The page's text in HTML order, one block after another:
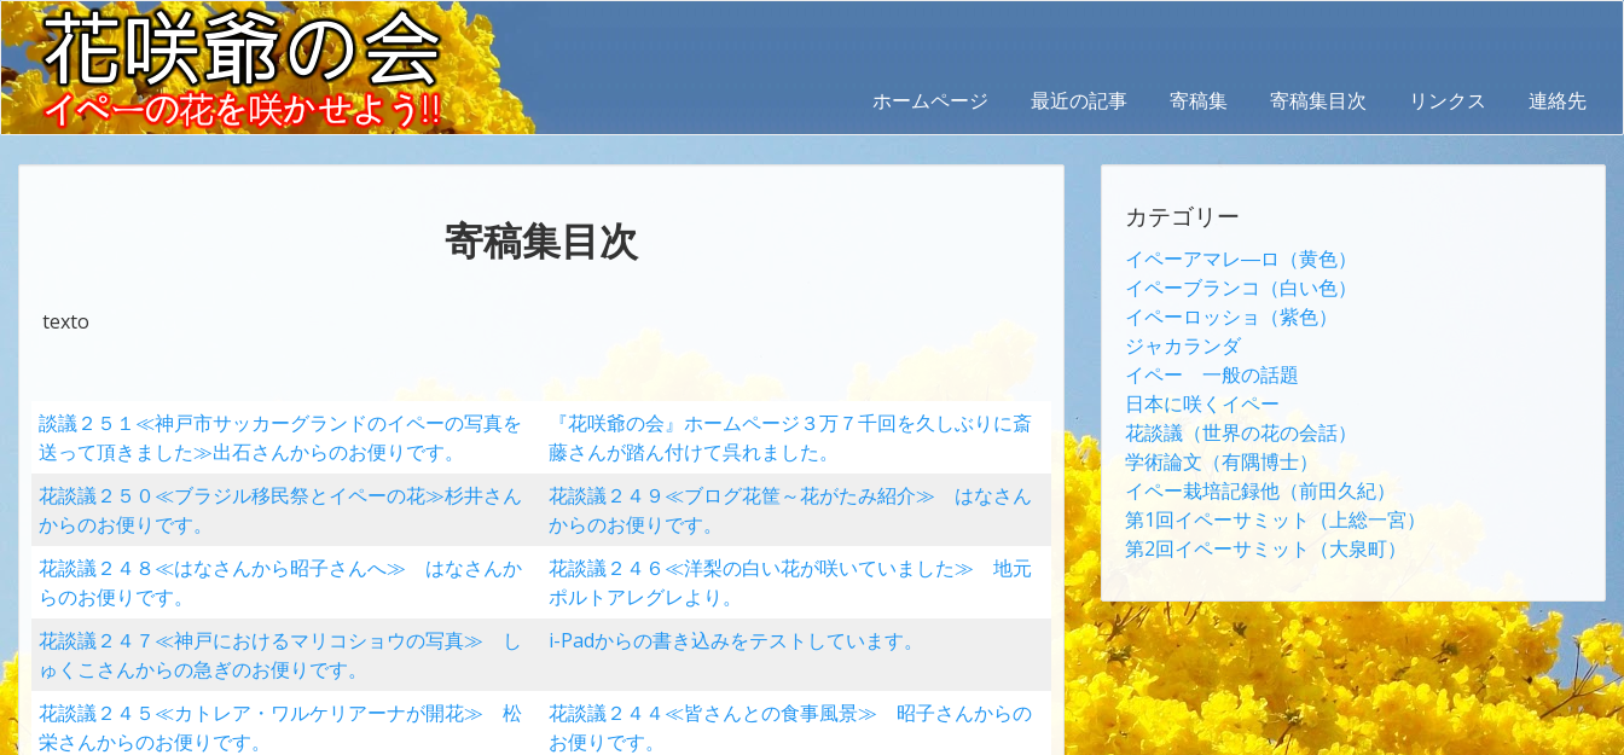
ホームページ 最近の記事 寄稿集 寄稿集目次 リンクス 連絡先
寄稿集目次
texto
談議２５１≪神戸市サッカーグランドのイペーの写真を
送って頂きました≫出石さんからのお便りです。
『花咲爺の会』ホームページ３万７千回を久しぶりに斎
藤さんが踏ん付けて呉れました。
花談議２５０≪ブラジル移民祭とイペーの花≫杉井さん
からのお便りです。
花談議２４９≪ブログ花筐～花がたみ紹介≫ はなさん
からのお便りです。
花談議２４８≪はなさんから昭子さんへ≫ はなさんか
らのお便りです。
花談議２４６≪洋梨の白い花が咲いていました≫ 地元
ポルトアレグレより。
花談議２４７≪神戸におけるマリコショウの写真≫ し
ゅくこさんからの急ぎのお便りです。
i-Padからの書き込みをテストしています。
花談議２４５≪カトレア・ワルケリアーナが開花≫ 松
栄さんからのお便りです。
花談議２４４≪皆さんとの食事風景≫ 昭子さんからの
お便りです。
カテゴリー
イペーアマレ―ロ（黄色）
イペーブランコ（白い色）
イペーロッショ（紫色）
ジャカランダ
イペー 一般の話題
日本に咲くイペー
花談議（世界の花の会話）
学術論文（有隅博士）
イペー栽培記録他（前田久紀）
第1回イペーサミット（上総一宮）
第2回イペーサミット（大泉町）